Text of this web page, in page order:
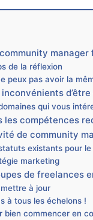
manager
de la réflexion
peux pas avoir la
qui vous
les compétences
de community
existants pour
marketing
de freelances
à jour
à tous les échelons !
bien commencer en